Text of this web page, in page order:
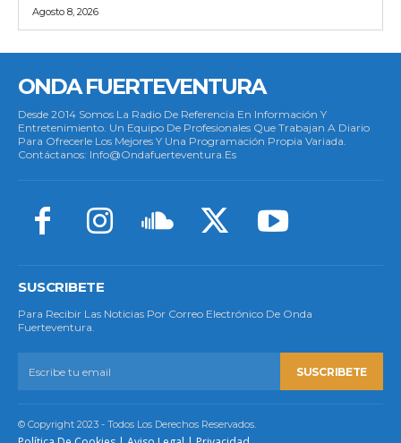
Agosto 8, 2026
ONDA FUERTEVENTURA
Desde 2014 Somos La Radio De Referencia En Información Y
Entretenimiento. Un Equipo De Profesionales Que Trabajan A Diario
Para Ofrecerle Los Mejores Y Una Programación Propia Variada.
Contáctanos: Info@ondafuerteventura.es
SUSCRIBETE
Para Recibir Las Noticias Por Correo Electrónico De Onda
Fuerteventura.
SUSCRIBETE
© Copyright 2023 - Todos Los Derechos Reservados.